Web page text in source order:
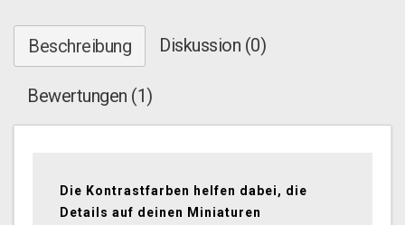
Beschreibung Diskussion (0)
Bewertungen (1)
Die Kontrastfarben helfen dabei, die
Details auf deinen Miniaturen